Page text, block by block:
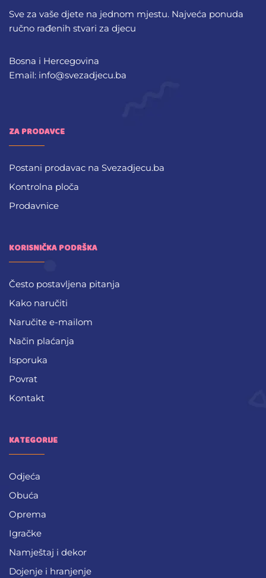
Sve za vaše djete na jednom mjestu. Najveća ponuda
ručno rađenih stvari za djecu
Bosna i Hercegovina
Email: info@svezadjecu.ba
ZA PRODAVCE
Postani prodavac na Svezadjecu.ba
Kontrolna ploča
Prodavnice
KORISNIČKA PODRŠKA
Često postavljena pitanja
Kako naručiti
Naručite e-mailom
Način plaćanja
Isporuka
Povrat
Kontakt
KATEGORIJE
Odjeća
Obuća
Oprema
Igračke
Namještaj i dekor
Dojenje i hranjenje